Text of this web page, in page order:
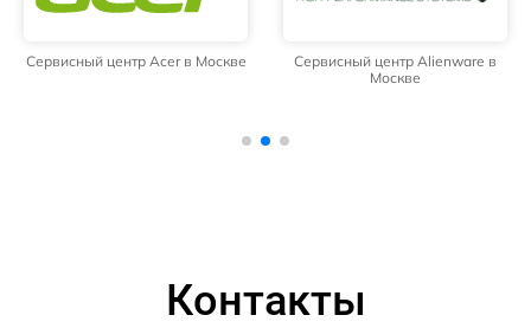
Сервисный центр Acer в Москве
Сервисный центр Alienware в
Москве
Контакты